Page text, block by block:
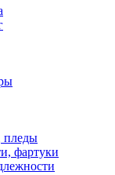
пледы
фартуки